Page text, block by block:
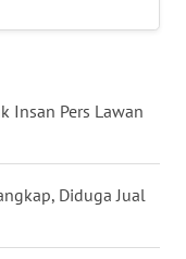
Insan Pers Lawan
Diduga Jual